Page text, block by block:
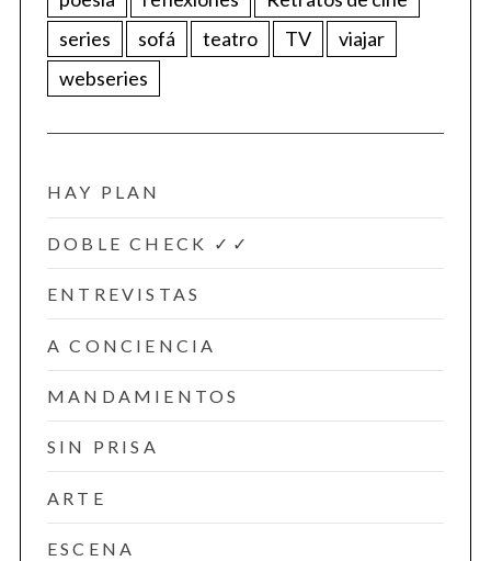
series
sofá teatro TV
viajar
webseries
HAY PLAN
DOBLE CHECK ✓✓
ENTREVISTAS
A CONCIENCIA
MANDAMIENTOS
SIN PRISA
ARTE
ESCENA